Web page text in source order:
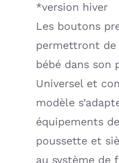
*version hiver
Les boutons
permettront
bébé dans son
Universel et
modèle
équipements
poussette et
au système de